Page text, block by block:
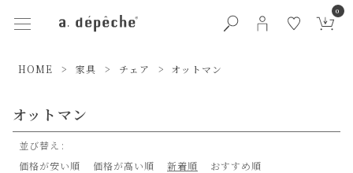
0
HOME 家具 チェア オットマン
オットマン
並び替え
価格が安い順
価格が高い順 新着順
おすすめ順